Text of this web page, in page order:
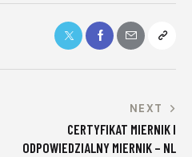
NEXT
CERTYFIKAT MIERNIK I
ODPOWIEDZIALNY MIERNIK – NL